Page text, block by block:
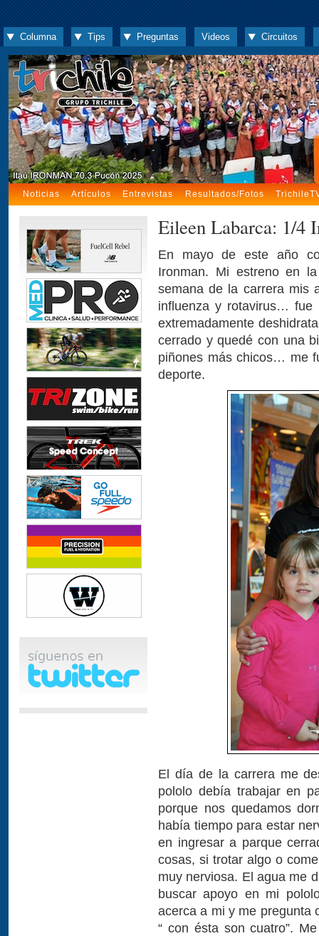
Columna Tips Preguntas Videos Circuitos
Noticias Artículos Entrevistas Resultados/Fotos
Eileen Labarca: 1/4
En mayo de este año
Ironman. Mi estreno en
semana de la carrera mis
influenza y rotavirus… fue
extremadamente
cerrado y quedé con una
piñones más chicos… me
deporte.
El día de la carrera me
pololo debía trabajar en
porque nos quedamos
había tiempo para estar
en ingresar a parque
cosas, si trotar algo o
muy nerviosa. El agua me
buscar apoyo en mi
acerca a mi y me pregunta
“ con ésta son cuatro”.